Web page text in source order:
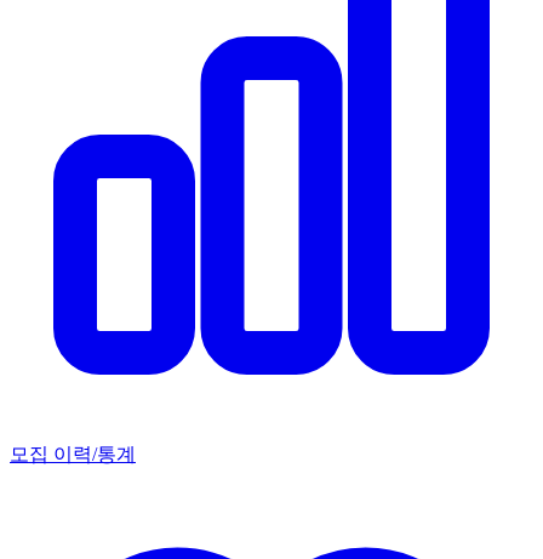
모집 이력/통계